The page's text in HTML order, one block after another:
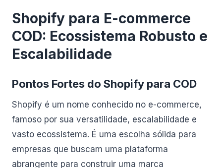
Shopify para E-commerce
COD: Ecossistema Robusto e
Escalabilidade
Pontos Fortes do Shopify para COD
Shopify é um nome conhecido no e-commerce,
famoso por sua versatilidade, escalabilidade e
vasto ecossistema. É uma escolha sólida para
empresas que buscam uma plataforma
abrangente para construir uma marca